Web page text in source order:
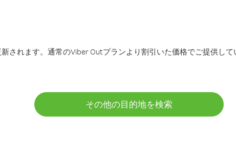
されます。通常のViber Outプランより割引いた価格でご提供して
その他の目的地を検索